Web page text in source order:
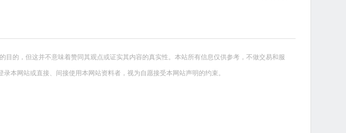
的，但这并不意味着赞同其观点或证实其内容的真实性。本站所有信息仅供参考，不做交易和服
本网站或直接、间接使用本网站资料者，视为自愿接受本网站声明的约束。